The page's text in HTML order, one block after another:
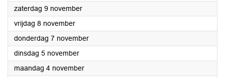
zaterdag 9 november2024
vrijdag 8 november2024
donderdag 7 november2024
dinsdag 5 november2024
maandag 4 november2024